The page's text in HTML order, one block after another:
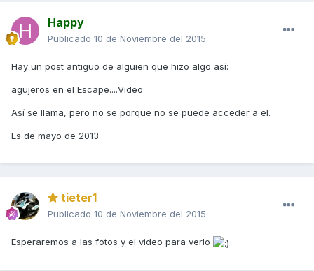
Happy
Publicado 10 de Noviembre del 2015
Hay un post antiguo de alguien que hizo algo así:
agujeros en el Escape....Video
Así se llama, pero no se porque no se puede acceder a el.
Es de mayo de 2013.
tieter1
Publicado 10 de Noviembre del 2015
Esperaremos a las fotos y el video para verlo